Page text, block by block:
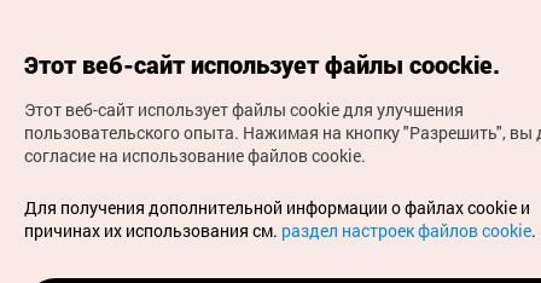
(с) Национальная организация туризма Кореи Все
права защищены
Для извещения об ошибках и проблемах, связанных с
работой веб-сайта, направляйте ваши запросы на
официальный адрес электронной почты
Этот веб-сайт использует файлы coockie.
Этот веб-сайт использует файлы cookie для улучшения
пользовательского опыта. Нажимая на кнопку "Разрешить", вы
согласие на использование файлов cookie.
Для получения дополнительной информации о файлах cookie и
причинах их использования см. раздел настроек файлов cookie.